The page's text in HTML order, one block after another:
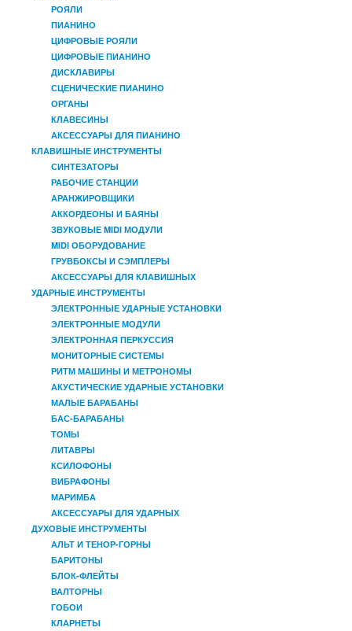
РОЯЛИ
ПИАНИНО
ЦИФРОВЫЕ РОЯЛИ
ЦИФРОВЫЕ ПИАНИНО
ДИСКЛАВИРЫ
СЦЕНИЧЕСКИЕ ПИАНИНО
ОРГАНЫ
КЛАВЕСИНЫ
АКСЕССУАРЫ ДЛЯ ПИАНИНО
КЛАВИШНЫЕ ИНСТРУМЕНТЫ
СИНТЕЗАТОРЫ
РАБОЧИЕ СТАНЦИИ
АРАНЖИРОВЩИКИ
АККОРДЕОНЫ И БАЯНЫ
ЗВУКОВЫЕ MIDI МОДУЛИ
MIDI ОБОРУДОВАНИЕ
ГРУВБОКСЫ И СЭМПЛЕРЫ
АКСЕССУАРЫ ДЛЯ КЛАВИШНЫХ
УДАРНЫЕ ИНСТРУМЕНТЫ
ЭЛЕКТРОННЫЕ УДАРНЫЕ УСТАНОВКИ
ЭЛЕКТРОННЫЕ МОДУЛИ
ЭЛЕКТРОННАЯ ПЕРКУССИЯ
МОНИТОРНЫЕ СИСТЕМЫ
РИТМ МАШИНЫ И МЕТРОНОМЫ
АКУСТИЧЕСКИЕ УДАРНЫЕ УСТАНОВКИ
МАЛЫЕ БАРАБАНЫ
БАС-БАРАБАНЫ
ТОМЫ
ЛИТАВРЫ
КСИЛОФОНЫ
ВИБРАФОНЫ
МАРИМБА
АКСЕССУАРЫ ДЛЯ УДАРНЫХ
ДУХОВЫЕ ИНСТРУМЕНТЫ
АЛЬТ И ТЕНОР-ГОРНЫ
БАРИТОНЫ
БЛОК-ФЛЕЙТЫ
ВАЛТОРНЫ
ГОБОИ
КЛАРНЕТЫ